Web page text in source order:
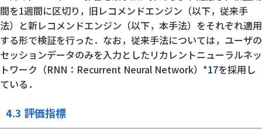
間を1週間に区切り，旧レコメンドエンジン（以下，従来手
法）と新レコメンドエンジン（以下，本手法）をそれぞれ適用
する形で検証を行った．なお，従来手法については，ユーザの
セッションデータのみを入力としたリカレントニューラルネッ
トワーク（RNN：Recurrent Neural Network）*17を採用し
ている．
4.3 評価指標